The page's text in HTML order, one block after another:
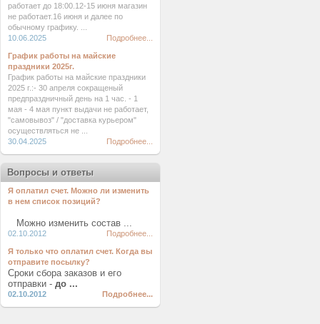
работает до 18:00.12-15 июня магазин
не работает.16 июня и далее по
обычному графику. ...
10.06.2025
Подробнее...
График работы на майские
праздники 2025г.
График работы на майские праздники
2025 г.:- 30 апреля сокращеный
предпраздничный день на 1 час. - 1
мая - 4 мая пункт выдачи не работает,
"самовывоз" / "доставка курьером"
осуществляться не ...
30.04.2025
Подробнее...
Вопросы и ответы
Я оплатил счет. Можно ли изменить
в нем список позиций?
Можно изменить состав ...
02.10.2012 Подробнее...
Я только что оплатил счет. Когда вы
отправите посылку?
Сроки сбора заказов и его
отправки - до ...
02.10.2012 Подробнее...